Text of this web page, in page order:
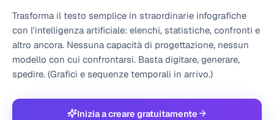
Trasforma il testo semplice in straordinarie infografiche
con l'intelligenza artificiale: elenchi, statistiche, confronti e
altro ancora. Nessuna capacità di progettazione, nessun
modello con cui confrontarsi. Basta digitare, generare,
spedire. (Grafici e sequenze temporali in arrivo.)
Inizia a creare gratuitamente